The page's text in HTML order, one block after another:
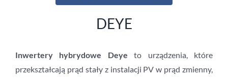
DEYE
Inwertery hybrydowe Deye to urządzenia, które
przekształcają prąd stały z instalacji PV w prąd zmienny,